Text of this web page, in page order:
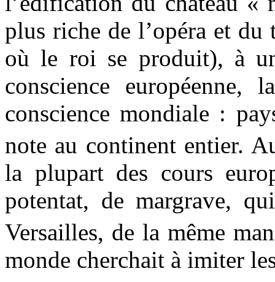
plus riche de l’opéra et du
où le roi se produit), à
conscience européenne,
conscience mondiale :
note au continent entier.
la plupart des cours
potentat, de margrave,
Versailles, de la même
monde cherchait à imiter